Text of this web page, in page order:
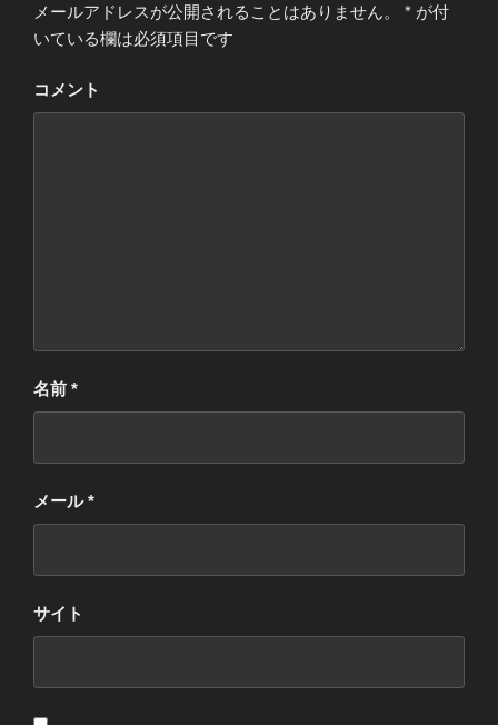
メールアドレスが公開されることはありません。 * が付
いている欄は必須項目です
コメント
名前 *
メール*
サイト